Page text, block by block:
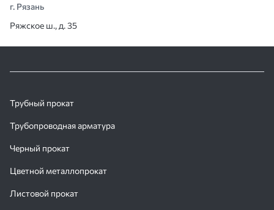
г. Рязань
Ряжское ш., д. 35
Трубный прокат
Трубопроводная арматура
Черный прокат
Цветной металлопрокат
Листовой прокат